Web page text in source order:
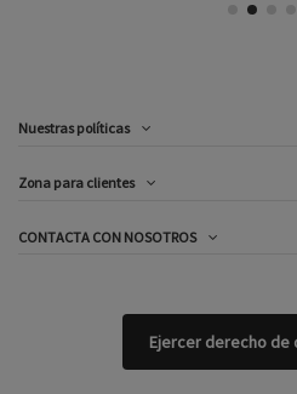
Nuestras políticas
Zona para clientes
CONTACTA CON NOSOTROS
Ejercer derecho